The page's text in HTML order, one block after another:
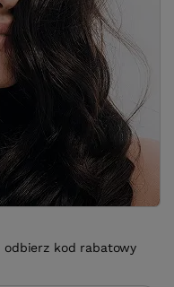
odbierz kod rabatowy